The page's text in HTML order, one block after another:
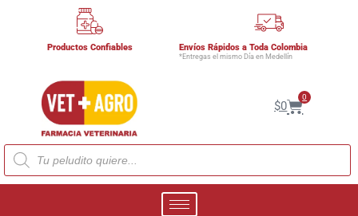
Productos Confiables Envíos Rápidos a Toda Colombia
*Entregas el mismo Día en Medellín
$0
0